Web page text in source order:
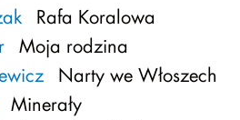
Rafa Koralowa
Moja rodzina
Narty we Włoszech
Minerały